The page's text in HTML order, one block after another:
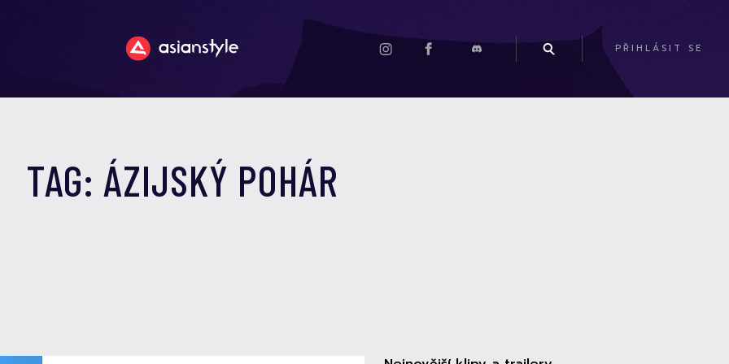
PŘIHLÁSIT SE
TAG: ÁZIJSKÝ POHÁR